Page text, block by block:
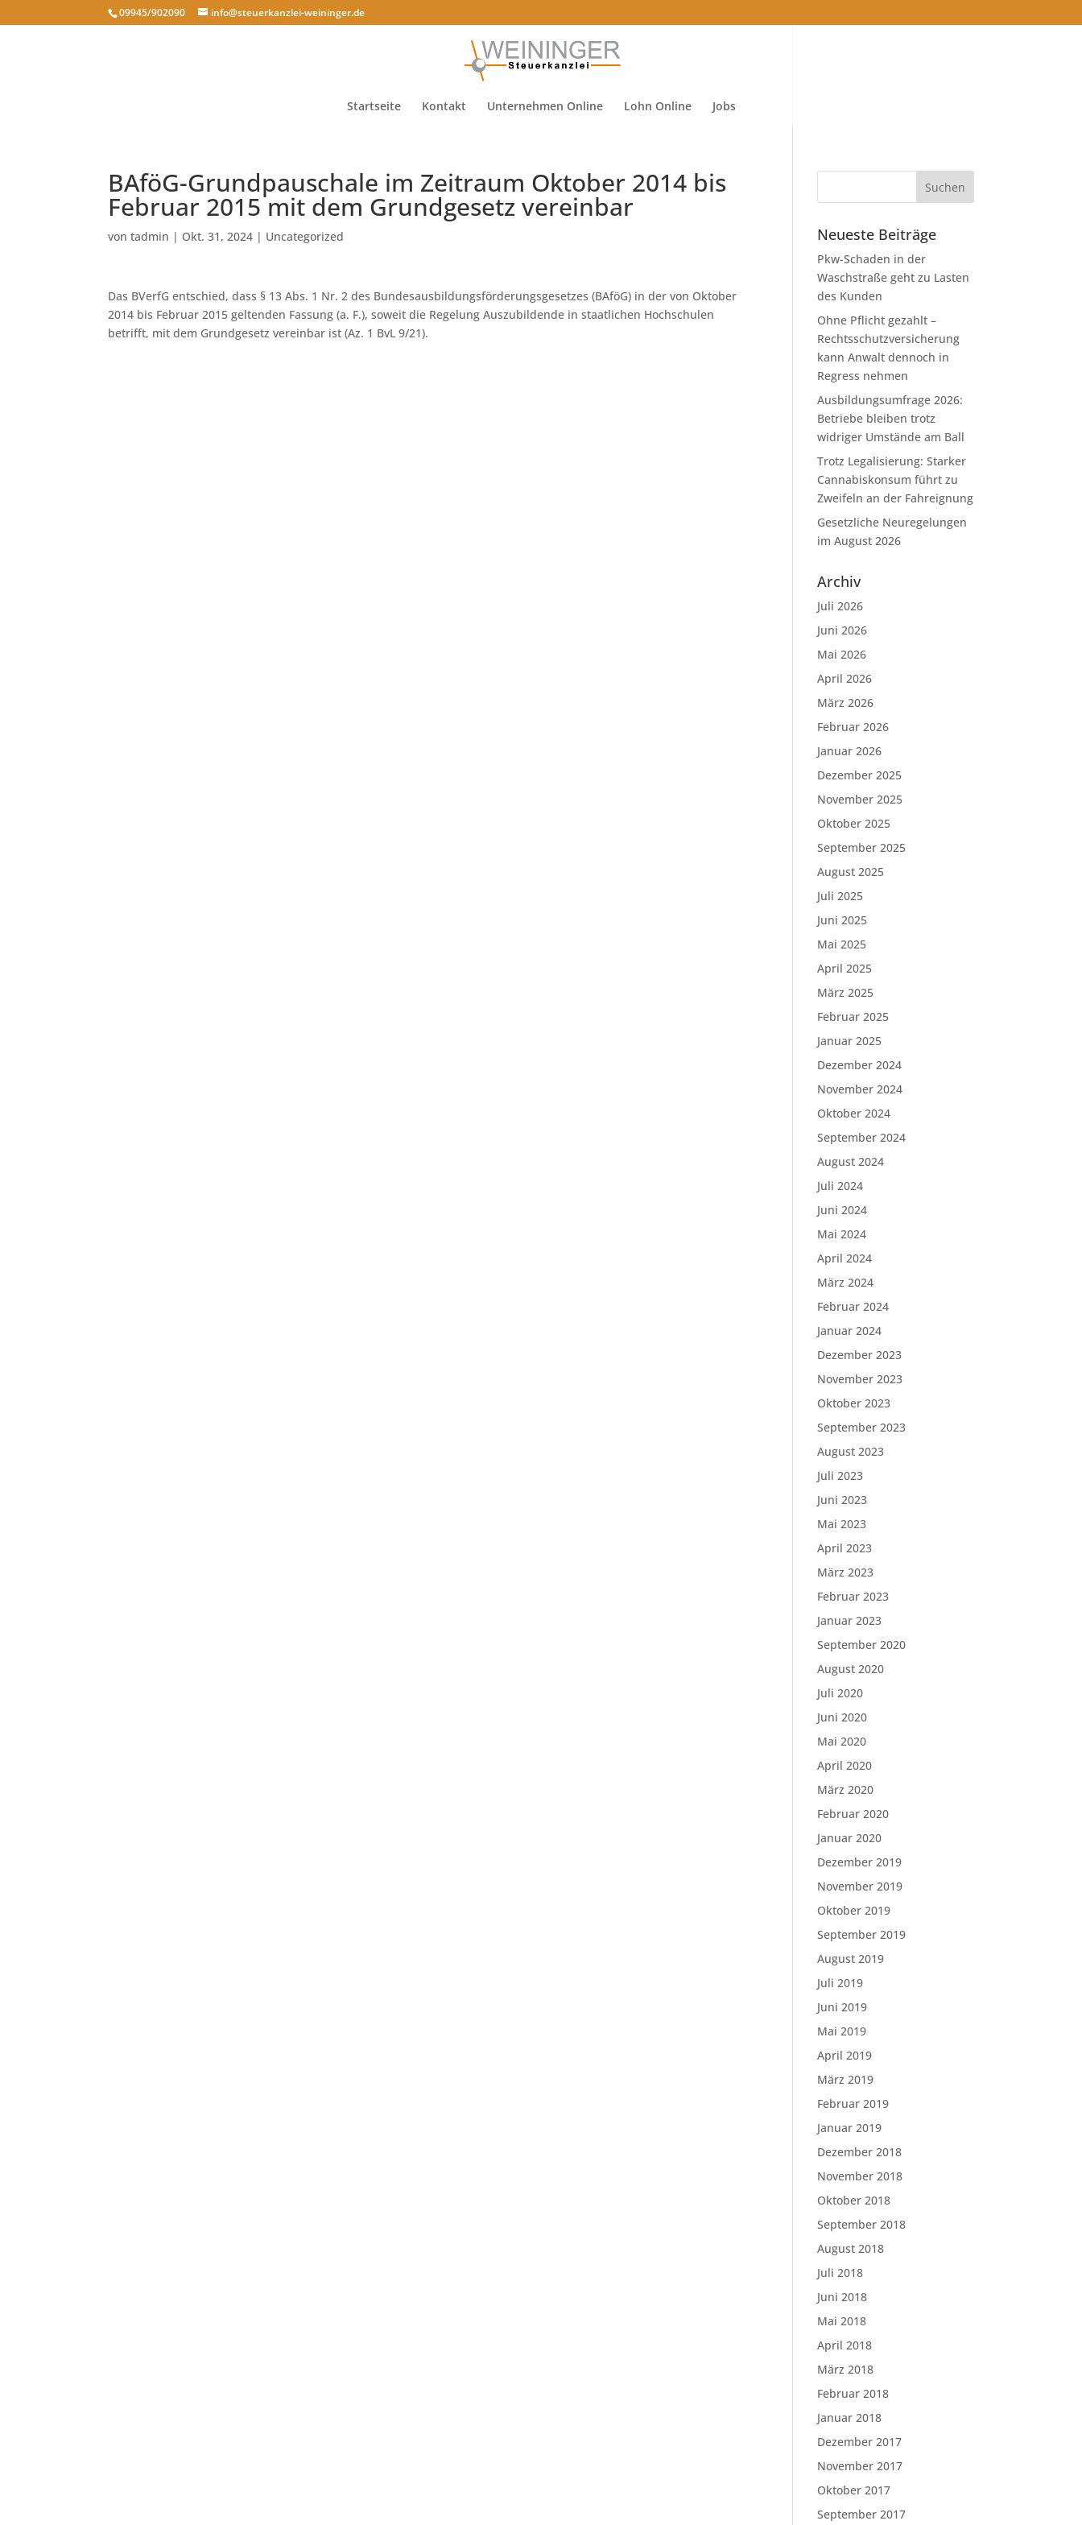
09945/902090 info@steuerkanzlei-weininger.de
Startseite Kontakt Unternehmen Online Lohn Online Jobs
BAföG-Grundpauschale im Zeitraum Oktober 2014 bis
Februar 2015 mit dem Grundgesetz vereinbar
vontadmin | Okt. 31, 2024 | Uncategorized
Das BVerfG entschied, dass § 13 Abs. 1 Nr. 2 des Bundesausbildungsförderungsgesetzes (BAföG) in der von Oktober
2014 bis Februar 2015 geltenden Fassung (a. F.), soweit die Regelung Auszubildende in staatlichen Hochschulen
betrifft, mit dem Grundgesetz vereinbar ist (Az. 1 BvL 9/21).
Neueste Beiträge
Pkw-Schaden in der
Waschstraße geht zu Lasten
des Kunden
Ohne Pflicht gezahlt –
Rechtsschutzversicherung
kann Anwalt dennoch in
Regress nehmen
Ausbildungsumfrage 2026:
Betriebe bleiben trotz
widriger Umstände am Ball
Trotz Legalisierung: Starker
Cannabiskonsum führt zu
Zweifeln an der Fahreignung
Gesetzliche Neuregelungen
im August 2026
Archiv
Juli 2026
Juni 2026
Mai 2026
April 2026
März 2026
Februar 2026
Januar 2026
Dezember 2025
November 2025
Oktober 2025
September 2025
August 2025
Juli 2025
Juni 2025
Mai 2025
April 2025
März 2025
Februar 2025
Januar 2025
Dezember 2024
November 2024
Oktober 2024
September 2024
August 2024
Juli 2024
Juni 2024
Mai 2024
April 2024
März 2024
Februar 2024
Januar 2024
Dezember 2023
November 2023
Oktober 2023
September 2023
August 2023
Juli 2023
Juni 2023
Mai 2023
April 2023
März 2023
Februar 2023
Januar 2023
September 2020
August 2020
Juli 2020
Juni 2020
Mai 2020
April 2020
März 2020
Februar 2020
Januar 2020
Dezember 2019
November 2019
Oktober 2019
September 2019
August 2019
Juli 2019
Juni 2019
Mai 2019
April 2019
März 2019
Februar 2019
Januar 2019
Dezember 2018
November 2018
Oktober 2018
September 2018
August 2018
Juli 2018
Juni 2018
Mai 2018
April 2018
März 2018
Februar 2018
Januar 2018
Dezember 2017
November 2017
Oktober 2017
September 2017